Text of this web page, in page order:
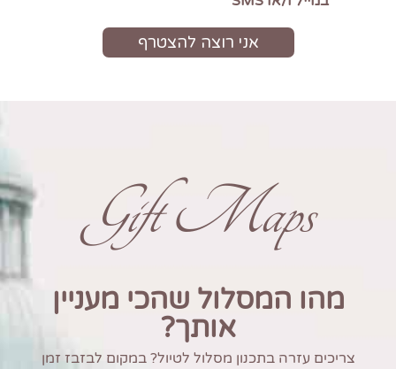
Gift Maps
מהו המסלול שהכי מעניין
אותך?
צריכים עזרה בתכנון מסלול לטיול? במקום לבזבז זמן